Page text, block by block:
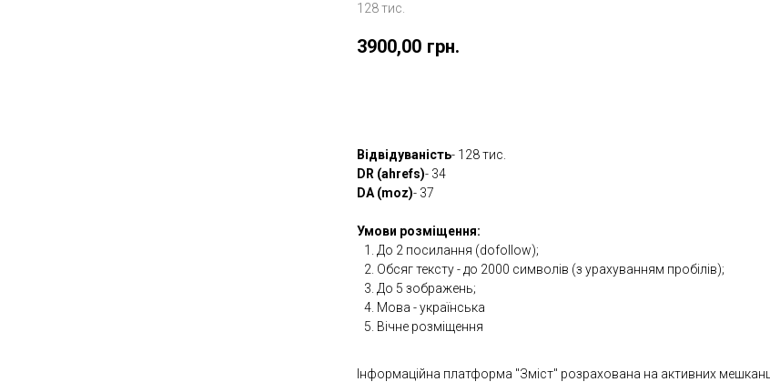
128 тис.
3900,00 грн.
Відвідуваність- 128 тис.
DR (ahrefs)- 34
DA (moz)- 37
Умови розміщення:
До 2 посилання (dofollow);
Обсяг тексту - до 2000 символів (з урахуванням пробілів);
До 5 зображень;
Мова - українська
Вічне розміщення
Інформаційна платформа "Зміст" розрахована на активних